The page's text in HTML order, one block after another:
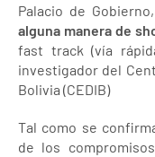
Palacio de Gobierno,
alguna manera de
fast track (vía
investigador del
Bolivia (CEDIB)
Tal como se
de los